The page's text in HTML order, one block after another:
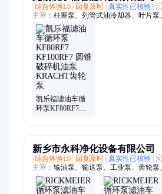
综合体验L0
回复及时 真实性已核验
主营： 柱塞泵、列管式油冷却器、叶片泵
液压阀
凯乐福滤油车循
环泵KF80RF7
新乡市永科净化设备有限公司
综合体验L0
回复及时 真实性已核验
主营： 输油泵、输送泵、工业泵、齿轮泵
齿轮、柴油泵、减速机、液压油、油泵
杆泵、供给泵、润滑油、轮油泵、管道泵